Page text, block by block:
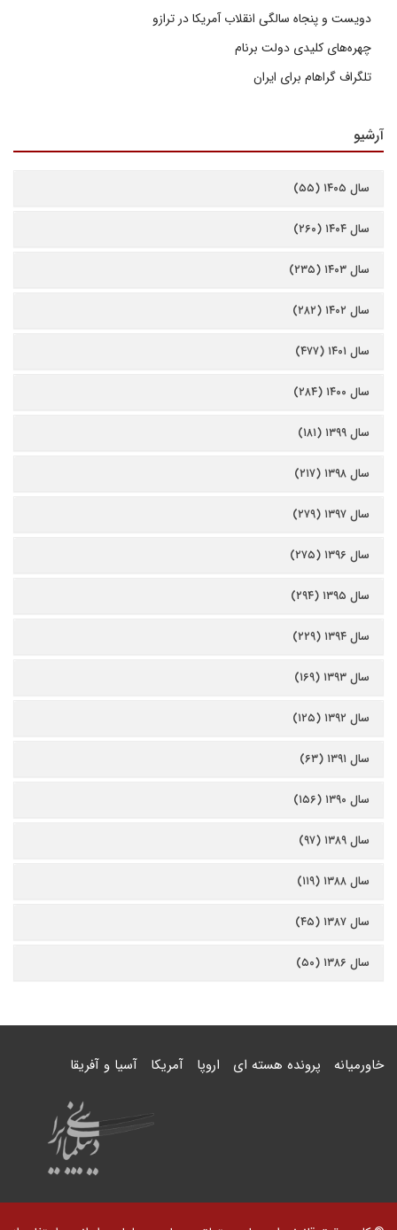
دویست و پنجاه سالگی انقلاب آمریکا در ترازو
چهره‌های کلیدی دولت برنام
تلگراف گراهام برای ایران
آرشیو
سال ۱۴۰۵ (۵۵)
سال ۱۴۰۴ (۲۶۰)
سال ۱۴۰۳ (۲۳۵)
سال ۱۴۰۲ (۲۸۲)
سال ۱۴۰۱ (۴۷۷)
سال ۱۴۰۰ (۲۸۴)
سال ۱۳۹۹ (۱۸۱)
سال ۱۳۹۸ (۲۱۷)
سال ۱۳۹۷ (۲۷۹)
سال ۱۳۹۶ (۲۷۵)
سال ۱۳۹۵ (۲۹۴)
سال ۱۳۹۴ (۲۲۹)
سال ۱۳۹۳ (۱۶۹)
سال ۱۳۹۲ (۱۲۵)
سال ۱۳۹۱ (۶۳)
سال ۱۳۹۰ (۱۵۶)
سال ۱۳۸۹ (۹۷)
سال ۱۳۸۸ (۱۱۹)
سال ۱۳۸۷ (۴۵)
سال ۱۳۸۶ (۵۰)
خاورمیانه پرونده هسته ای اروپا آمریکا آسیا و آفریقا